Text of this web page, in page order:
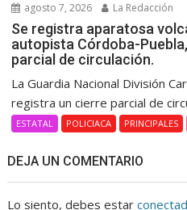
agosto 7, 2026 La Redacción
Se registra aparatosa
autopista Córdoba-
parcial de circulación.
La Guardia Nacional División
registra un cierre parcial de
ESTATAL POLICIACA PRINCIPALES
DEJA UN COMENTARIO
Lo siento, debes estar